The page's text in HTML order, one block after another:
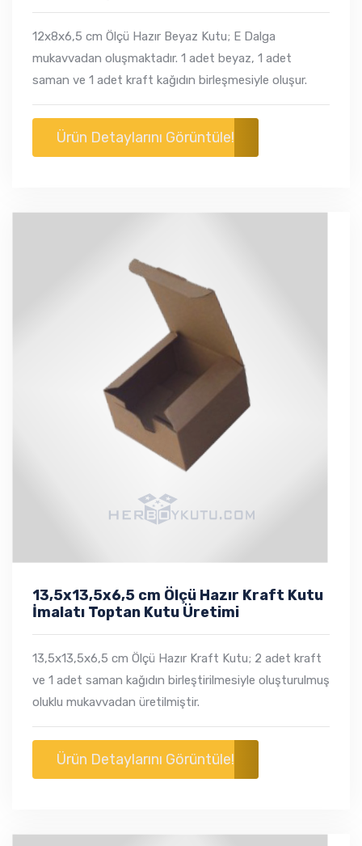
12x8x6,5 cm Ölçü Hazır Beyaz Kutu; E Dalga
mukavvadan oluşmaktadır. 1 adet beyaz, 1 adet
saman ve 1 adet kraft kağıdın birleşmesiyle oluşur.
Ürün Detaylarını Görüntüle!
13,5x13,5x6,5 cm Ölçü Hazır Kraft Kutu
İmalatı Toptan Kutu Üretimi
13,5x13,5x6,5 cm Ölçü Hazır Kraft Kutu; 2 adet kraft
ve 1 adet saman kağıdın birleştirilmesiyle oluşturulmuş
oluklu mukavvadan üretilmiştir.
Ürün Detaylarını Görüntüle!